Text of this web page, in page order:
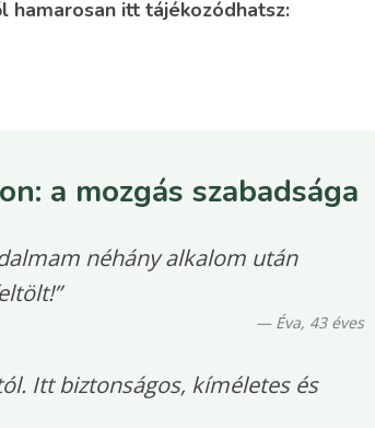
itt tájékozódhatsz:
a mozgás szabadsága
néhány alkalom után
— Éva, 43 éves
Itt biztonságos, kíméletes és